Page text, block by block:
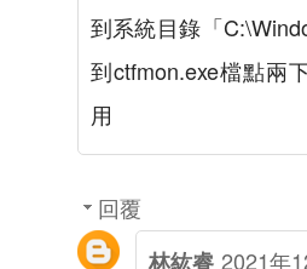
到系統目錄「
到ctfmon.exe檔點兩
用
回覆
林紘睿 2021年